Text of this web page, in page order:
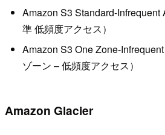
Amazon S3 Standard-
準 低頻度アクセス）
Amazon S3 One Zone-
ゾーン – 低頻度アクセス）
Amazon Glacier